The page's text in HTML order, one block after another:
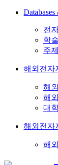
전
학
주
해외전자
해
해
대
해외전자
해